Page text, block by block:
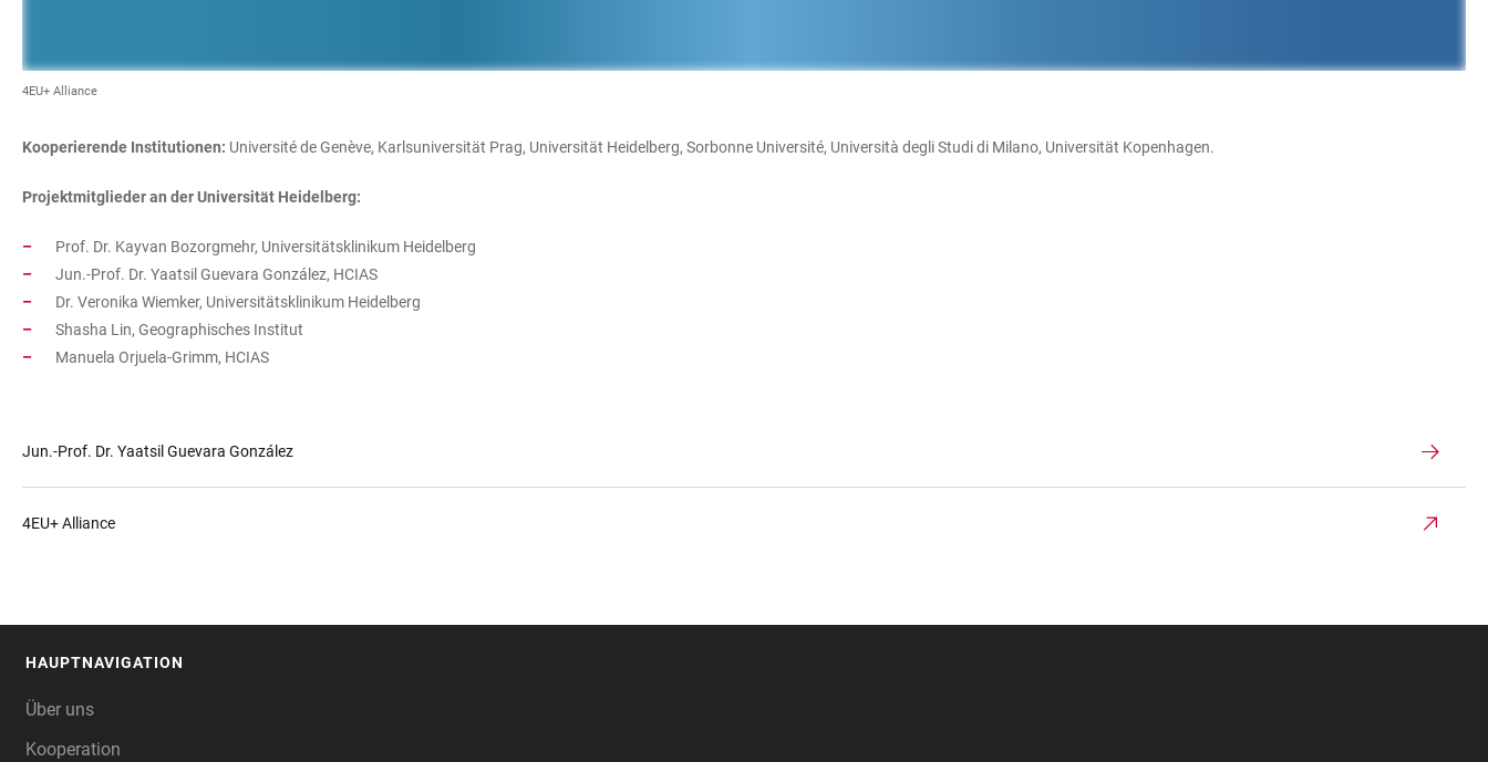
4EU+ Alliance
Kooperierende Institutionen: Université de Genève, Karlsuniversität Prag, Universität Heidelberg, Sorbonne Université, Università degli Studi di Milano, Universität Kopenhagen.
Projektmitglieder an der Universität Heidelberg:
Prof. Dr. Kayvan Bozorgmehr, Universitätsklinikum Heidelberg
Jun.-Prof. Dr. Yaatsil Guevara González, HCIAS
Dr. Veronika Wiemker, Universitätsklinikum Heidelberg
Shasha Lin, Geographisches Institut
Manuela Orjuela-Grimm, HCIAS
Jun.-Prof. Dr. Yaatsil Guevara González
4EU+ Alliance
HAUPTNAVIGATION
Über uns
Kooperation